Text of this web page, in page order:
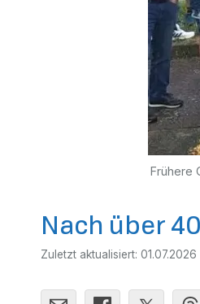
Frühere
Nach über
Zuletzt aktualisiert: